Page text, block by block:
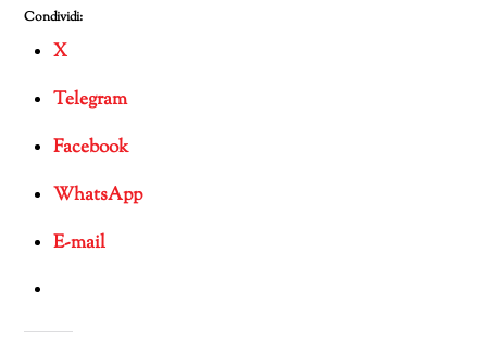
Condividi:
X
Telegram
Facebook
WhatsApp
E-mail